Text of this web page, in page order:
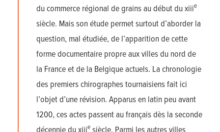
du commerce régional de grains au début du xiiie
siècle. Mais son étude permet surtout d’aborder la
question, mal étudiée, de l’apparition de cette
forme documentaire propre aux villes du nord de
la France et de la Belgique actuels. La chronologie
des premiers chirographes tournaisiens fait ici
l’objet d’une révision. Apparus en latin peu avant
1200, ces actes passent au français dès la seconde
décennie du xiiie siècle. Parmi les autres villes